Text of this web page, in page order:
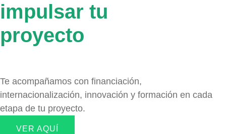
impulsar tu
proyecto
Te acompañamos con financiación,
internacionalización, innovación y formación en cada
etapa de tu proyecto.
VER AQUÍ